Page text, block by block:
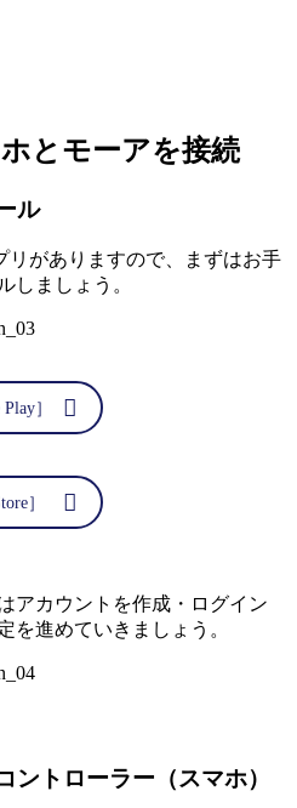
とモーアを接続
ル
リがありますので、まずはお手
しましょう。
］
］
アカウントを作成・ログイン
を進めていきましょう。
ントローラー（スマホ）